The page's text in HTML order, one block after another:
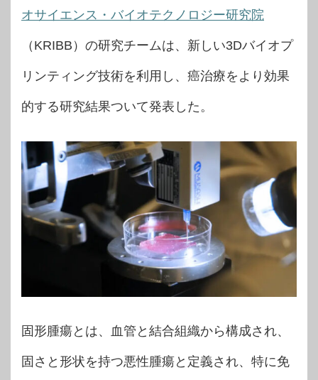
オサイエンス・バイオテクノロジー研究院
（KRIBB）の研究チームは、新しい3Dバイオプ
リンティング技術を利用し、癌治療をより効果
的する研究結果ついて発表した。
固形腫瘍とは、血管と結合組織から構成され、
固さと形状を持つ悪性腫瘍と定義され、特に免